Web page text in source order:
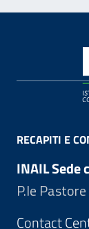
RECAPITI E
INAIL Sede
P.le
Contact